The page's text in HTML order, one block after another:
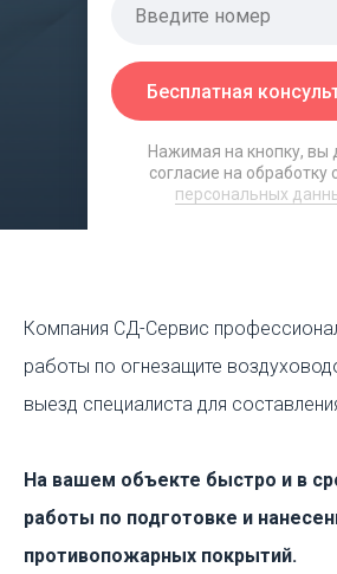
Бесплатная
Нажимая на кнопку, вы
согласие на обработку
персональных
Компания СД-Сервис
работы по огнезащите
выезд специалиста для
На вашем объекте быстро и в
работы по подготовке и
противопожарных покрытий.